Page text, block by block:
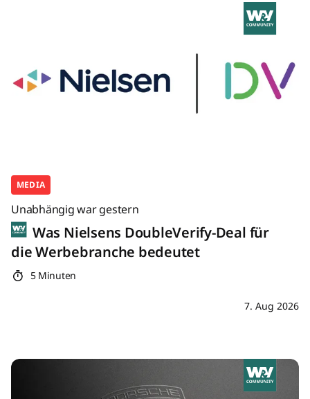
MEDIA
Unabhängig war gestern
Was Nielsens DoubleVerify-Deal für
die Werbebranche bedeutet
5 Minuten
7. Aug 2026